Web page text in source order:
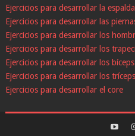
Ejercicios para desarrollar la espalda
Ejercicios para desarrollar las
Ejercicios para desarrollar los
Ejercicios para desarrollar los
Ejercicios para desarrollar los bíceps
Ejercicios para desarrollar los tríceps
Ejercicios para desarrollar el core